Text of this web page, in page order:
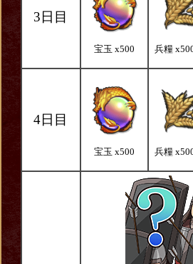
3日目
宝玉 x500 兵糧
4日目
宝玉 x500 兵糧